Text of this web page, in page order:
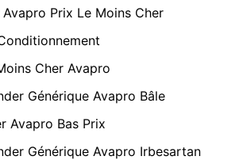
Prix Le Moins Cher
Cher Avapro
Générique Avapro Bâle
Avapro Bas Prix
Générique Avapro Irbesartan